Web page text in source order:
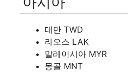
대만 TWD
라오스 LAK
말레이시아 MYR
몽골 MNT